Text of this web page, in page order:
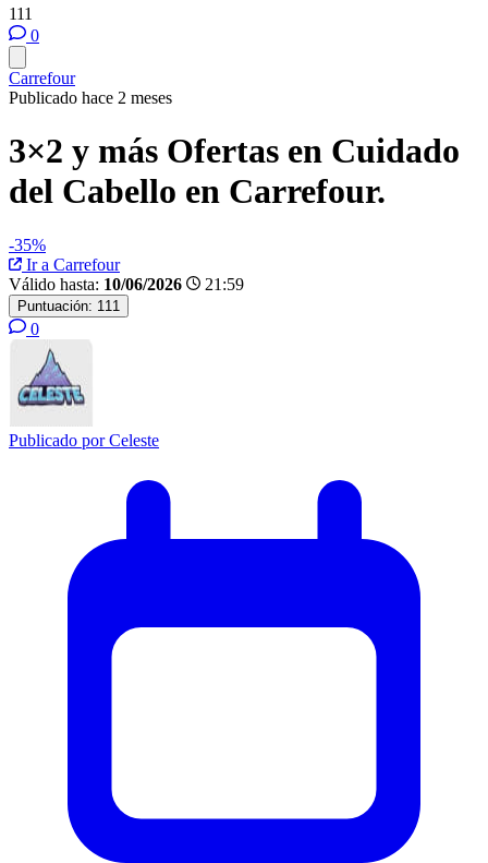
111
0
Carrefour
Publicado hace 2 meses
3×2 y más Ofertas en Cuidado
del Cabello en Carrefour.
-35%
Ir a Carrefour
Válido hasta: 10/06/2026 21:59
Puntuación: 111
0
Publicado porCeleste